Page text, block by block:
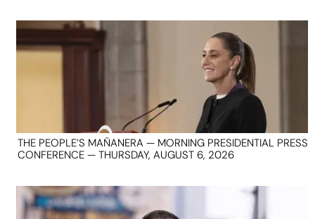
THE PEOPLE’S MAÑANERA — MORNING PRESIDENTIAL PRESS
CONFERENCE — THURSDAY, AUGUST 6, 2026